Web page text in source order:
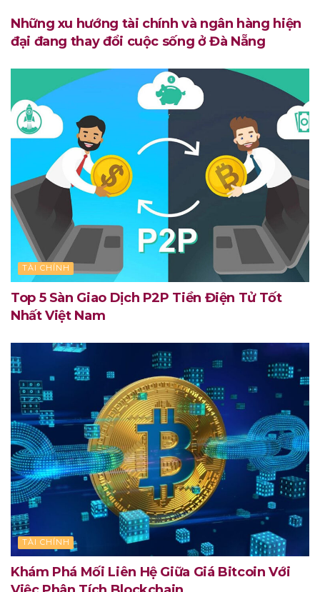
Những xu hướng tài chính và ngân hàng hiện
đại đang thay đổi cuộc sống ở Đà Nẵng
TÀI CHÍNH
Top 5 Sàn Giao Dịch P2P Tiền Điện Tử Tốt
Nhất Việt Nam
TÀI CHÍNH
Khám Phá Mối Liên Hệ Giữa Giá Bitcoin Với